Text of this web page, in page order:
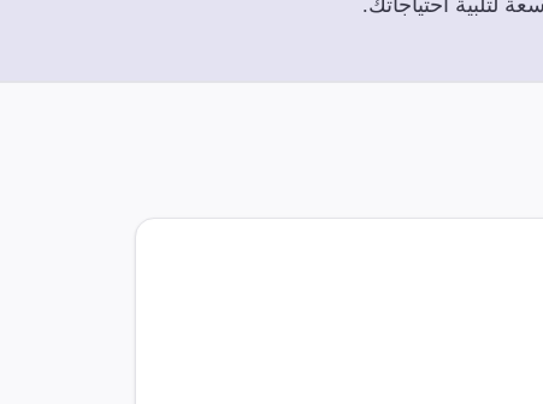
لتلبية احتياجاتك.